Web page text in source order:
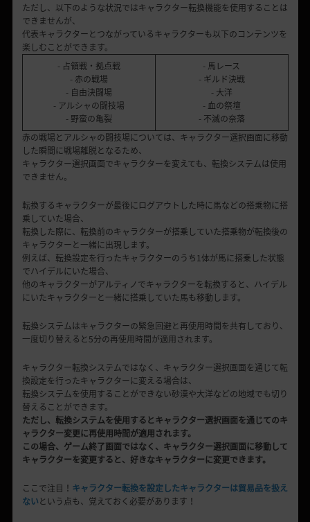
ただし、以下のような状況ではキャラクター転換機能を使用することは
できませんが、
代表キャラクターとつながっているキャラクターも以下のコンテンツを
楽しむことができます。
- 占領戦・拠点戦
- 赤の戦場
- 自由決闘場
- アルシャの闘技場
- 野蛮の亀裂
- 馬レース
- ギルド決戦
- 大洋
- 血の祭壇
- 不滅の奈落
赤の戦場とアルシャの闘技場については、キャラクター選択画面に移動
した瞬間に戦場離脱となるため、
キャラクター選択画面でキャラクターを変えても、転換システムは使用
できません。
転換するキャラクターが最後にログアウトした時に馬などの搭乗物に搭
乗していた場合、
転換した際に、転換前のキャラクターが搭乗していた搭乗物が転換後の
キャラクターと一緒に出現します。
例えば、転換設定を行ったキャラクターのうち1体が馬に搭乗した状態
でハイデルにいた場合、
他のキャラクターがアルティノでキャラクターを転換すると、ハイデル
にいたキャラクターと一緒に搭乗していた馬も移動します。
転換システムはキャラクターの緊急回避と再使用時間を共有しており、
一度切り替えると5分の再使用時間が適用されます。
キャラクター転換システムではなく、キャラクター選択画面を通じて転
換設定を行ったキャラクターに変える場合は、
転換システムを使用することができない砂漠や大洋などの地域でも切り
替えることができます。
ただし、転換システムを使用するとキャラクター選択画面を通じてのキ
ャラクター変更に再使用時間が適用されます。
この場合、ゲーム終了画面ではなく、キャラクター選択画面に移動して
キャラクターを変更すると、好きなキャラクターに変更できます。
ここで注目！ キャラクター転換を設定したキャラクターは貿易品を扱え
ないという点も、覚えておく必要があります！